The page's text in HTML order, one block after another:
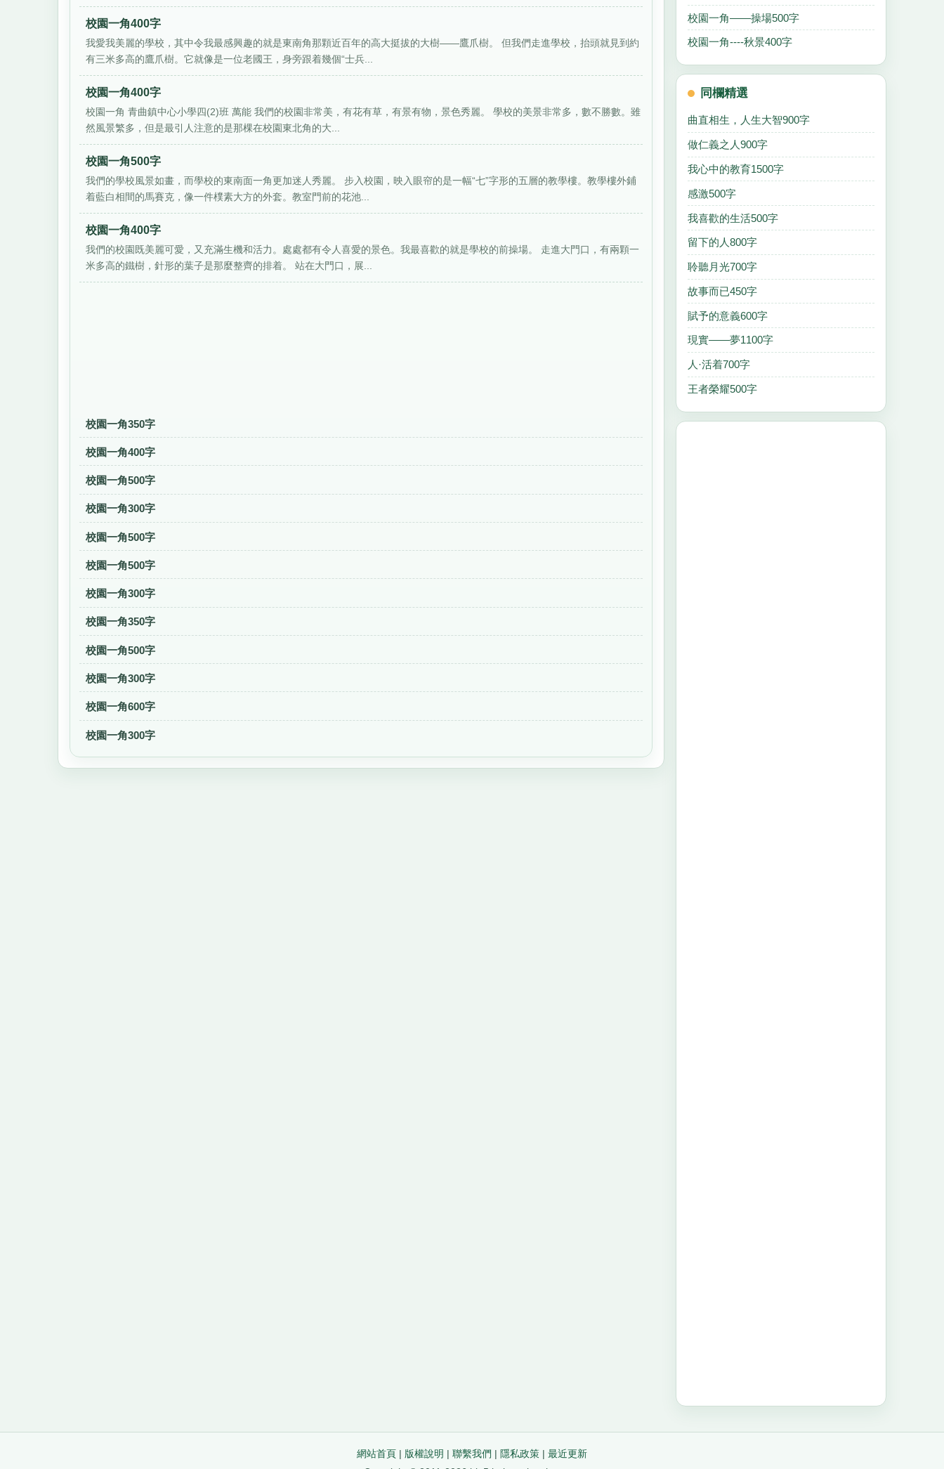
校園一角400字
我愛我美麗的學校，其中令我最感興趣的就是東南角那顆近百年的高大挺拔的大樹——鷹爪樹。 但我們走進學校，抬頭就見到約
有三米多高的鷹爪樹。它就像是一位老國王，身旁跟着幾個“士兵...
校園一角400字
校園一角 青曲鎮中心小學四(2)班 萬能 我們的校園非常美，有花有草，有景有物，景色秀麗。 學校的美景非常多，數不勝數。雖
然風景繁多，但是最引人注意的是那棵在校園東北角的大...
校園一角500字
我們的學校風景如畫，而學校的東南面一角更加迷人秀麗。 步入校園，映入眼帘的是一幅“七”字形的五層的教學樓。教學樓外鋪
着藍白相間的馬賽克，像一件樸素大方的外套。教室門前的花池...
校園一角400字
我們的校園既美麗可愛，又充滿生機和活力。處處都有令人喜愛的景色。我最喜歡的就是學校的前操場。 走進大門口，有兩顆一
米多高的鐵樹，針形的葉子是那麼整齊的排着。 站在大門口，展...
校園一角350字
校園一角400字
校園一角500字
校園一角300字
校園一角500字
校園一角500字
校園一角300字
校園一角350字
校園一角500字
校園一角300字
校園一角600字
校園一角300字
校園一角——操場500字
校園一角----秋景400字
同欄精選
曲直相生，人生大智900字
做仁義之人900字
我心中的教育1500字
感激500字
我喜歡的生活500字
留下的人800字
聆聽月光700字
故事而已450字
賦予的意義600字
現實——夢1100字
人·活着700字
王者榮耀500字
網站首頁 | 版權說明 | 聯繫我們 | 隱私政策 | 最近更新